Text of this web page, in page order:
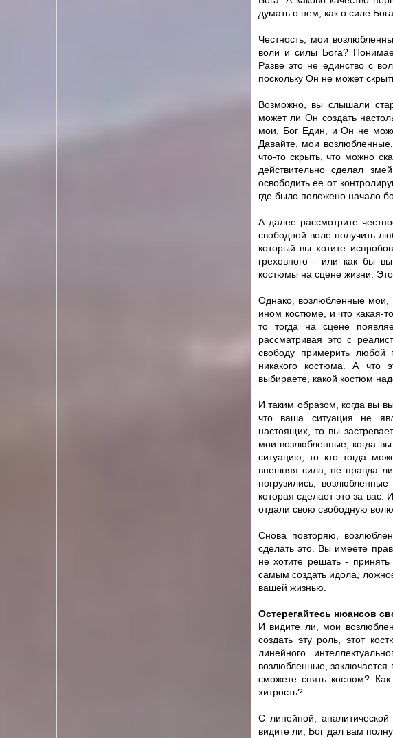
думать о нем, как о силе
Честность, мои
воли и силы Бога?
Разве это не единство с
поскольку Он не может
Возможно, вы слышали
может ли Он создать
мои, Бог Един, и Он не
Давайте, мои
что-то скрыть, что можно
действительно сделал
освободить ее от
где было положено начало
А далее рассмотрите
свободной воле получить
который вы хотите
греховного - или как бы
костюмы на сцене жизни.
Однако, возлюбленные мои,
ином костюме, и что какая-
то тогда на сцене
рассматривая это с
свободу примерить любой
никакого костюма. А что
выбираете, какой костюм
И таким образом, когда вы
что ваша ситуация не
настоящих, то вы
мои возлюбленные, когда
ситуацию, то кто тогда
внешняя сила, не правда
погрузились,
которая сделает это за
отдали свою свободную
Снова повторяю,
сделать это. Вы имеете
не хотите решать -
самым создать идола,
вашей жизнью.
Остерегайтесь нюансов
И видите ли, мои
создать эту роль, этот
линейного
возлюбленные, заключается
сможете снять костюм?
хитрость?
С линейной,
видите ли, Бог дал вам